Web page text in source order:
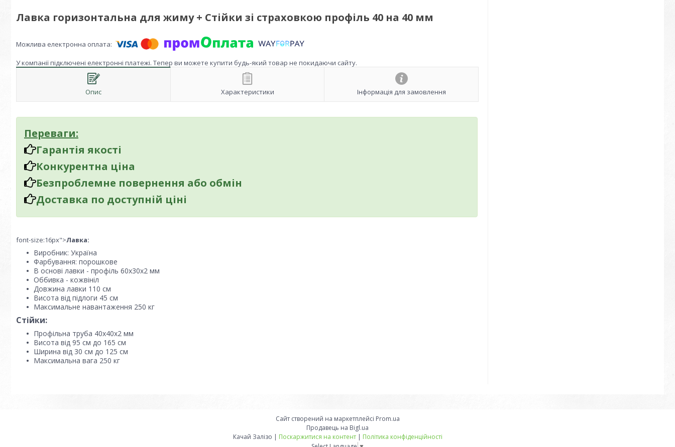
Лавка горизонтальна для жиму + Стійки зі страховкою профіль 40 на 40 мм
У компанії підключені електронні платежі. Тепер ви можете купити будь-який товар не покидаючи сайту.
Опис Характеристики Інформація для замовлення
Переваги:
Гарантія якості
Конкурентна ціна
Безпроблемне повернення або обмін
Доставка по доступній ціні
font-size:16px">Лавка:
Виробник: Україна
Фарбування: порошкове
В основі лавки - профіль 60х30х2 мм
Оббивка - кожвініл
Довжина лавки 110 см
Висота від підлоги 45 см
Максимальне навантаження 250 кг
Стійки:
Профільна труба 40х40х2 мм
Висота від 95 см до 165 см
Ширина від 30 см до 125 см
Максимальна вага 250 кг
Сайт створений на маркетплейсі Prom.ua
Продавець на Bigl.ua
Качай Залізо | Поскаржитися на контент | Політика конфіденційності